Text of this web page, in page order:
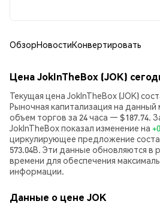
ОбзорНовостиКонвертировать
Цена JokInTheBox (JOK)
Текущая цена JokInTheBox (JOK)
Рыночная капитализация на данный
объем торгов за 24 часа — $187.74.
JokInTheBox показал изменение на
циркулирующее предложение
573.04B. Эти данные обновляются в
времени для обеспечения
информации.
Данные о цене JOK